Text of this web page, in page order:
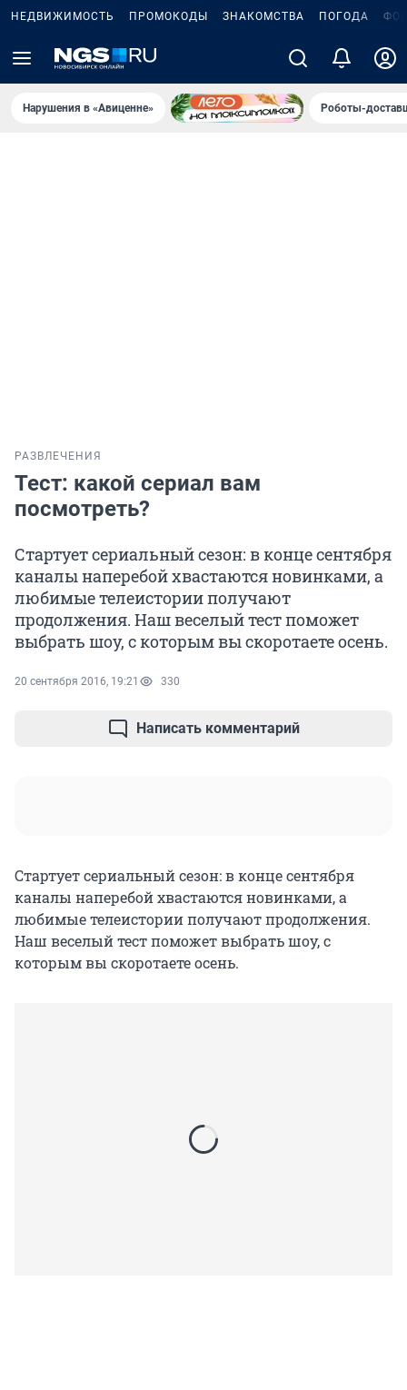
НЕДВИЖИМОСТЬ ПРОМОКОДЫ ЗНАКОМСТВА ПОГОДА
Нарушения в «Авиценне» Роботы-
РАЗВЛЕЧЕНИЯ
Тест: какой сериал вам
посмотреть?
Стартует сериальный сезон: в конце сентября
каналы наперебой хвастаются новинками, а
любимые телеистории получают
продолжения. Наш веселый тест поможет
выбрать шоу, с которым вы скоротаете осень.
20 сентября 2016, 19:21 330
Написать комментарий
Стартует сериальный сезон: в конце сентября
каналы наперебой хвастаются новинками, а
любимые телеистории получают продолжения.
Наш веселый тест поможет выбрать шоу, с
которым вы скоротаете осень.